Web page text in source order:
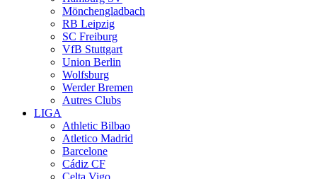
Mönchengladbach
RB Leipzig
SC Freiburg
VfB Stuttgart
Union Berlin
Wolfsburg
Werder Bremen
Autres Clubs
LIGA
Athletic Bilbao
Atletico Madrid
Barcelone
Cádiz CF